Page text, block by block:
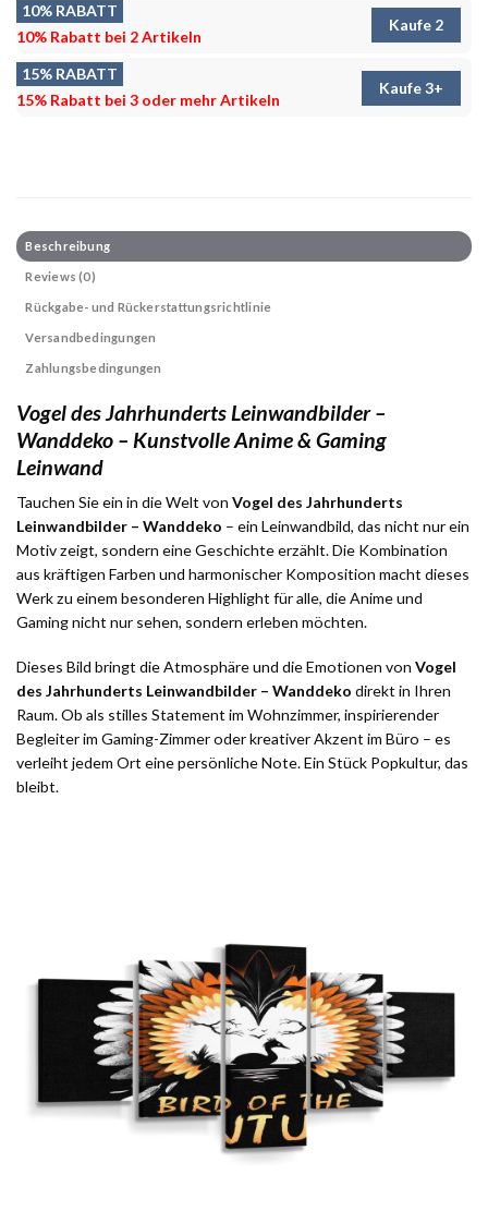
10% RABATT
10% Rabatt bei 2 Artikeln
Kaufe 2
15% RABATT
15% Rabatt bei 3 oder mehr Artikeln
Kaufe 3+
Beschreibung
Reviews (0)
Rückgabe- und Rückerstattungsrichtlinie
Versandbedingungen
Zahlungsbedingungen
Vogel des Jahrhunderts Leinwandbilder –
Wanddeko – Kunstvolle Anime & Gaming
Leinwand
Tauchen Sie ein in die Welt von Vogel des Jahrhunderts
Leinwandbilder – Wanddeko – ein Leinwandbild, das nicht nur ein
Motiv zeigt, sondern eine Geschichte erzählt. Die Kombination
aus kräftigen Farben und harmonischer Komposition macht dieses
Werk zu einem besonderen Highlight für alle, die Anime und
Gaming nicht nur sehen, sondern erleben möchten.
Dieses Bild bringt die Atmosphäre und die Emotionen von Vogel
des Jahrhunderts Leinwandbilder – Wanddeko direkt in Ihren
Raum. Ob als stilles Statement im Wohnzimmer, inspirierender
Begleiter im Gaming-Zimmer oder kreativer Akzent im Büro – es
verleiht jedem Ort eine persönliche Note. Ein Stück Popkultur, das
bleibt.